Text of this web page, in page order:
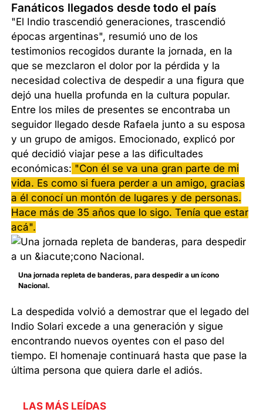
Fanáticos llegados desde todo el país
"El Indio trascendió generaciones, trascendió
épocas argentinas", resumió uno de los
testimonios recogidos durante la jornada, en la
que se mezclaron el dolor por la pérdida y la
necesidad colectiva de despedir a una figura que
dejó una huella profunda en la cultura popular.
Entre los miles de presentes se encontraba un
seguidor llegado desde Rafaela junto a su esposa
y un grupo de amigos. Emocionado, explicó por
qué decidió viajar pese a las dificultades
económicas: "Con él se va una gran parte de mi
vida. Es como si fuera perder a un amigo, gracias
a él conocí un montón de lugares y de personas.
Hace más de 35 años que lo sigo. Tenía que estar
acá".
Una jornada repleta de banderas, para despedir a un ícono
Nacional.
La despedida volvió a demostrar que el legado del
Indio Solari excede a una generación y sigue
encontrando nuevos oyentes con el paso del
tiempo. El homenaje continuará hasta que pase la
última persona que quiera darle el adiós.
LAS MÁS LEÍDAS